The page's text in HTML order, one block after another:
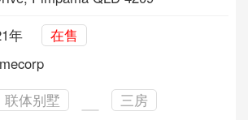
年
在售
联体别墅 三房